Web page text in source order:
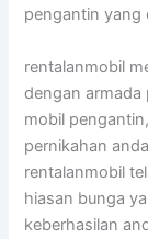
pengantin yang
rentalanmobil
dengan armada
mobil
pernikahan
rentalanmobil
hiasan bunga
keberhasilan